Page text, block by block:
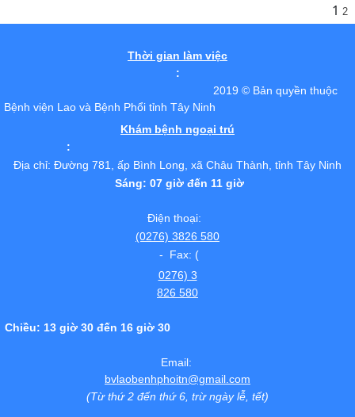
1 2
Thời gian làm việc
:
2019 © Bản quyền thuộc
Bệnh viện Lao và Bệnh Phổi tỉnh Tây Ninh
Khám bệnh ngoại trú
:
Địa chỉ: Đường 781, ấp Bình Long, xã Châu Thành, tỉnh Tây Ninh
Sáng: 07 giờ đến 11 giờ
Điện thoại:
(0276) 3826 580
- Fax: (
0276) 3
826 580
Chiều: 13 giờ 30 đến 16 giờ 30
Email:
bvlaobenhphoitn@gmail.com
(Từ thứ 2 đến thứ 6, trừ ngày lễ, tết)